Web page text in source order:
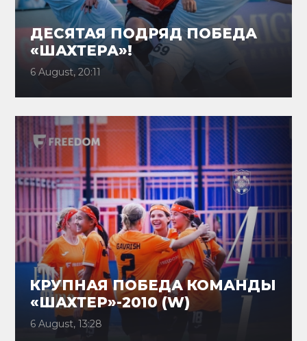
ДЕСЯТАЯ ПОДРЯД ПОБЕДА
«ШАХТЕРА»!
6 August, 20:11
КРУПНАЯ ПОБЕДА КОМАНДЫ
«ШАХТЕР»-2010 (W)
6 August, 13:28